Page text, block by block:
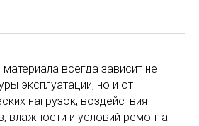
всегда зависит не
эксплуатации, но и от
нагрузок, воздействия
влажности и условий ремонта